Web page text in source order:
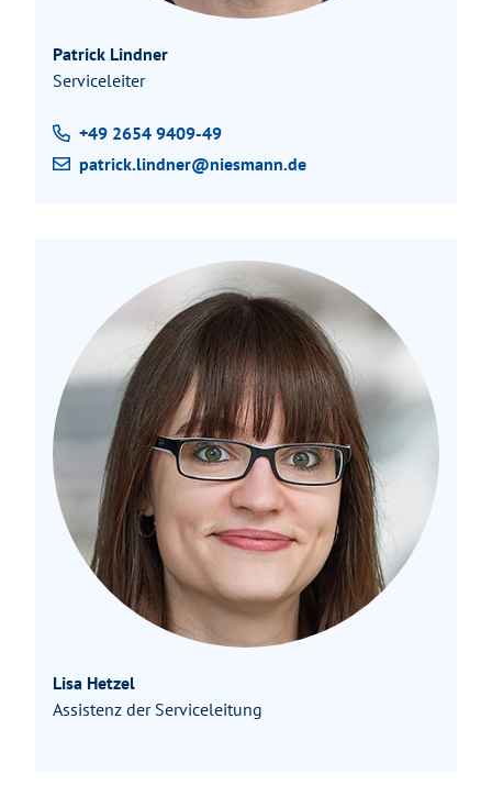
Patrick Lindner
Serviceleiter
+49 2654 9409-49
patrick.lindner@niesmann.de
Lisa Hetzel
Assistenz der Serviceleitung